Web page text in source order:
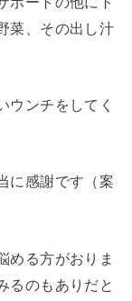
菜、その出し汁
ウンチをしてく
に感謝です（案
める方がおりま
るのもありだと